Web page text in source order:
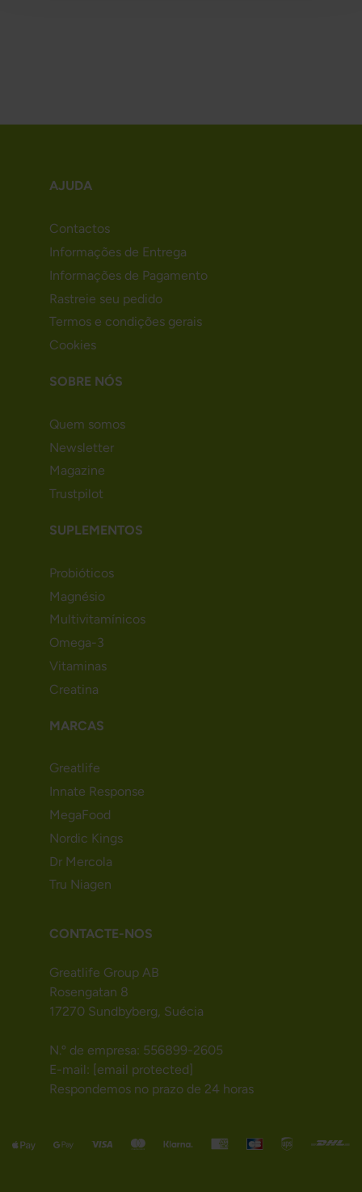
AJUDA
Contactos
Informações de Entrega
Informações de Pagamento
Rastreie seu pedido
Termos e condições gerais
Cookies
SOBRE NÓS
Quem somos
Newsletter
Magazine
Trustpilot
SUPLEMENTOS
Probióticos
Magnésio
Multivitamínicos
Omega-3
Vitaminas
Creatina
MARCAS
Greatlife
Innate Response
MegaFood
Nordic Kings
Dr Mercola
Tru Niagen
CONTACTE-NOS
Greatlife Group AB
Rosengatan 8
17270 Sundbyberg, Suécia
N.º de empresa: 556899-2605
E-mail: [email protected]
Respondemos no prazo de 24 horas